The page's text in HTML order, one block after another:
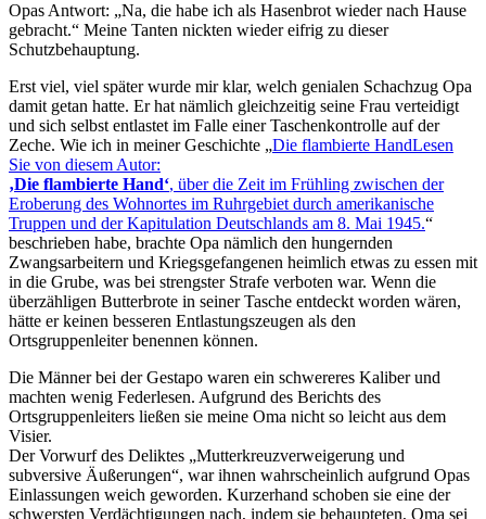
Opas Antwort:
Na, die habe ich als Hasenbrot wieder nach Hause
gebracht.
Meine Tanten nickten wieder eifrig zu dieser
Schutzbehauptung.
Erst viel, viel später wurde mir klar, welch genialen Schachzug Opa
damit getan hatte. Er hat nämlich gleichzeitig seine Frau verteidigt
und sich selbst entlastet im Falle einer Taschenkontrolle auf der
Zeche. Wie ich in meiner Geschichte
Die flambierte HandLesen
Sie von diesem Autor:
Die flambierte Hand , über die Zeit im Frühling zwischen der
Eroberung des Wohnortes im Ruhrgebiet durch amerikanische
Truppen und der Kapitulation Deutschlands am 8. Mai 1945.
beschrieben habe, brachte Opa nämlich den hungernden
Zwangsarbeitern und Kriegsgefangenen heimlich etwas zu essen mit
in die Grube, was bei strengster Strafe verboten war. Wenn die
überzähligen Butterbrote in seiner Tasche entdeckt worden wären,
hätte er keinen besseren Entlastungszeugen als den
Ortsgruppenleiter benennen können.
Die Männer bei der Gestapo waren ein schwereres Kaliber und
machten wenig Federlesen. Aufgrund des Berichts des
Ortsgruppenleiters ließen sie meine Oma nicht so leicht aus dem
Visier.
Der Vorwurf des Deliktes
Mutterkreuzverweigerung und
subversive Äußerungen , war ihnen wahrscheinlich aufgrund Opas
Einlassungen weich geworden. Kurzerhand schoben sie eine der
schwersten Verdächtigungen nach, indem sie behaupteten, Oma sei